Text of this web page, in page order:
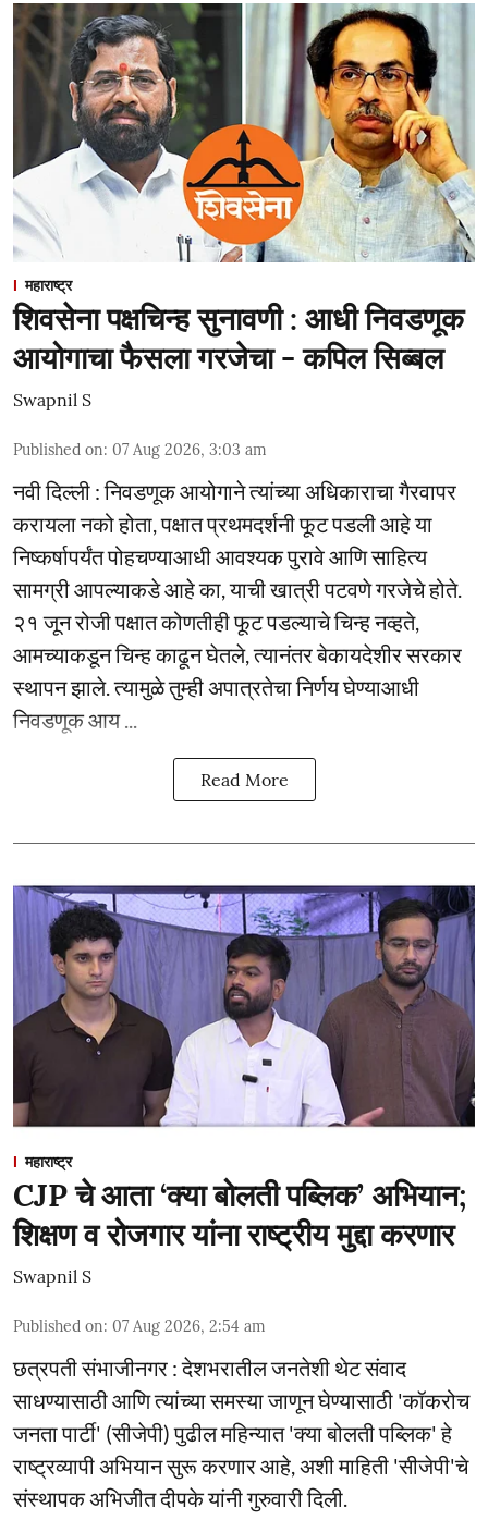
महाराष्ट्र
शिवसेना पक्षचिन्ह सुनावणी : आधी निवडणूक
आयोगाचा फैसला गरजेचा - कपिल सिब्बल
Swapnil S
Published on: 07 Aug 2026, 3:03 am
नवी दिल्ली : निवडणूक आयोगाने त्यांच्या अधिकाराचा गैरवापर
करायला नको होता, पक्षात प्रथमदर्शनी फूट पडली आहे या
निष्कर्षापर्यंत पोहचण्याआधी आवश्यक पुरावे आणि साहित्य
सामग्री आपल्याकडे आहे का, याची खात्री पटवणे गरजेचे होते.
२१ जून रोजी पक्षात कोणतीही फूट पडल्याचे चिन्ह नव्हते,
आमच्याकडून चिन्ह काढून घेतले, त्यानंतर बेकायदेशीर सरकार
स्थापन झाले. त्यामुळे तुम्ही अपात्रतेचा निर्णय घेण्याआधी
निवडणूक आय ...
Read More
महाराष्ट्र
CJP चे आता ‘क्या बोलती पब्लिक’ अभियान;
शिक्षण व रोजगार यांना राष्ट्रीय मुद्दा करणार
Swapnil S
Published on: 07 Aug 2026, 2:54 am
छत्रपती संभाजीनगर : देशभरातील जनतेशी थेट संवाद
साधण्यासाठी आणि त्यांच्या समस्या जाणून घेण्यासाठी 'कॉकरोच
जनता पार्टी' (सीजेपी) पुढील महिन्यात 'क्या बोलती पब्लिक' हे
राष्ट्रव्यापी अभियान सुरू करणार आहे, अशी माहिती 'सीजेपी'चे
संस्थापक अभिजीत दीपके यांनी गुरुवारी दिली.